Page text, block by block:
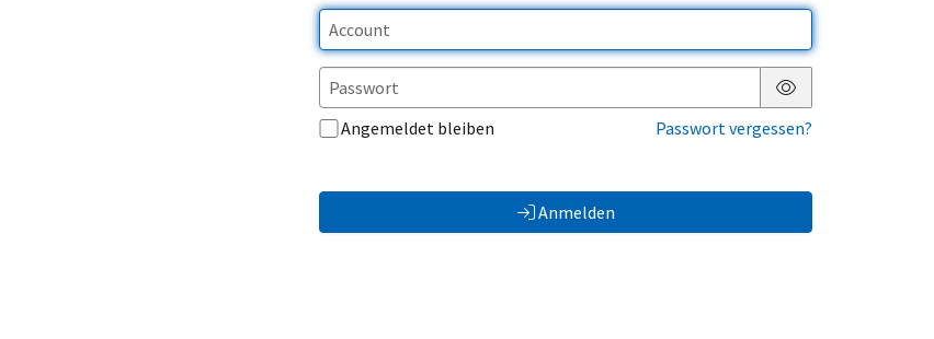
Passwort anzeigen
Angemeldet bleiben
Passwort vergessen?
Anmelden